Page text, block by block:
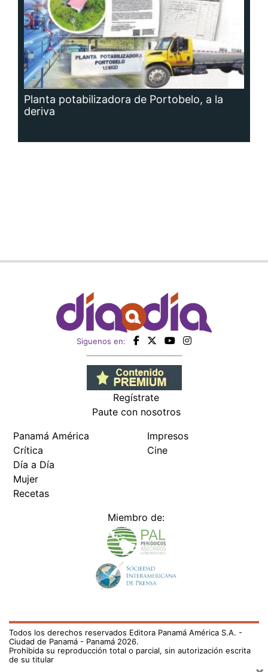
Planta potabilizadora de Portobelo, a la
deriva
Siguenos en:
Regístrate
Paute con nosotros
Panamá América
Crítica
Día a Día
Mujer
Recetas
Impresos
Cine
Miembro de:
Todos los derechos reservados Editora Panamá América S.A. -
Ciudad de Panamá - Panamá 2026.
Prohibida su reproducción total o parcial, sin autorización escrita
de su titular